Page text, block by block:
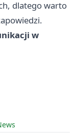
dlatego warto
w